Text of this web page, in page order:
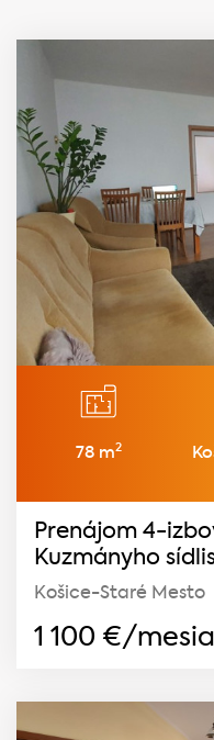
78 m2
Prenájom 4-
Kuzmányho
Košice-Staré Mesto
1 100 €/